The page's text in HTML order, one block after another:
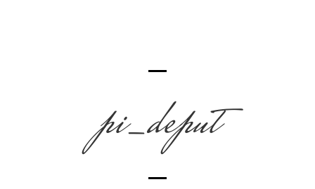
pi_deput